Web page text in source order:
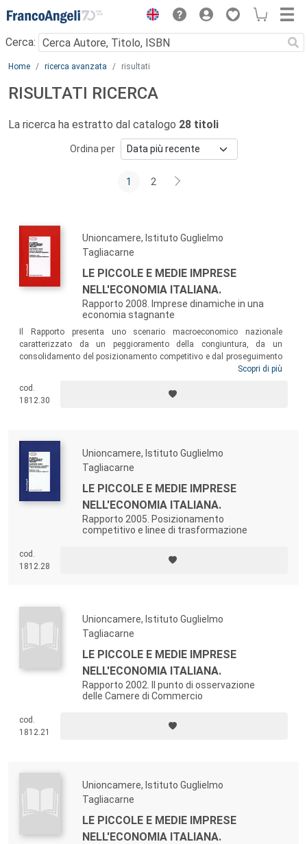
Menu
Cerca:
Main content
Home ricerca avanzata risultati
RISULTATI RICERCA
La ricerca ha estratto dal catalogo 28 titoli
Ordina per
1 2
Unioncamere, Istituto Guglielmo
Tagliacarne
LE PICCOLE E MEDIE IMPRESE
NELL'ECONOMIA ITALIANA.
Rapporto 2008. Imprese dinamiche in una
economia stagnante
Il Rapporto presenta uno scenario macroeconomico nazionale
caratterizzato da un peggioramento della congiuntura, da un
consolidamento del posizionamento competitivo e dal proseguimento
delle trasformazioni di tipo strutturale delle nostre PMI manifatturiere.
PMI del settore manifatturiero, quantificando un nuovo nucleo di
imprese, che vede in circa 22mila le piccole imprese “in rete” e in
Scopri di più
cod.
1812.30
Unioncamere, Istituto Guglielmo
Tagliacarne
LE PICCOLE E MEDIE IMPRESE
NELL'ECONOMIA ITALIANA.
Rapporto 2005. Posizionamento
competitivo e linee di trasformazione
cod.
1812.28
Unioncamere, Istituto Guglielmo
Tagliacarne
LE PICCOLE E MEDIE IMPRESE
NELL'ECONOMIA ITALIANA.
Rapporto 2002. Il punto di osservazione
delle Camere di Commercio
cod.
1812.21
Unioncamere, Istituto Guglielmo
Tagliacarne
LE PICCOLE E MEDIE IMPRESE
NELL'ECONOMIA ITALIANA.